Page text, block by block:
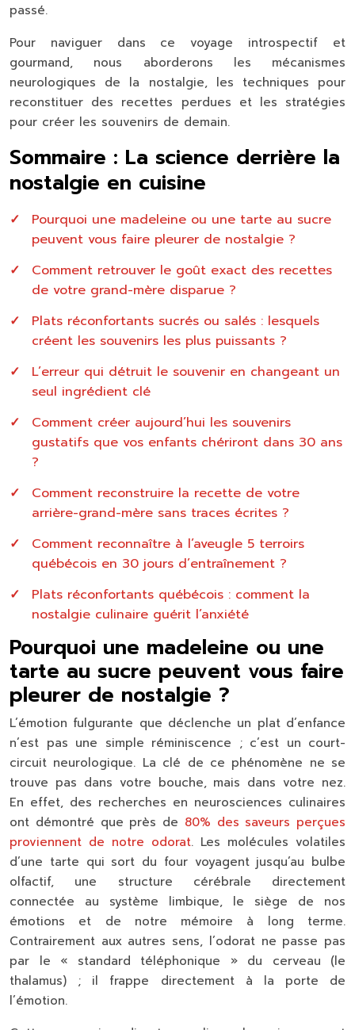
passé.
Pour naviguer dans ce voyage introspectif et
gourmand, nous aborderons les mécanismes
neurologiques de la nostalgie, les techniques pour
reconstituer des recettes perdues et les stratégies
pour créer les souvenirs de demain.
Sommaire : La science derrière la
nostalgie en cuisine
Pourquoi une madeleine ou une tarte au sucre
peuvent vous faire pleurer de nostalgie ?
Comment retrouver le goût exact des recettes
de votre grand-mère disparue ?
Plats réconfortants sucrés ou salés : lesquels
créent les souvenirs les plus puissants ?
L’erreur qui détruit le souvenir en changeant un
seul ingrédient clé
Comment créer aujourd’hui les souvenirs
gustatifs que vos enfants chériront dans 30 ans
?
Comment reconstruire la recette de votre
arrière-grand-mère sans traces écrites ?
Comment reconnaître à l’aveugle 5 terroirs
québécois en 30 jours d’entraînement ?
Plats réconfortants québécois : comment la
nostalgie culinaire guérit l’anxiété
Pourquoi une madeleine ou une
tarte au sucre peuvent vous faire
pleurer de nostalgie ?
L’émotion fulgurante que déclenche un plat d’enfance
n’est pas une simple réminiscence ; c’est un court-
circuit neurologique. La clé de ce phénomène ne se
trouve pas dans votre bouche, mais dans votre nez.
En effet, des recherches en neurosciences culinaires
ont démontré que près de 80% des saveurs perçues
proviennent de notre odorat. Les molécules volatiles
d’une tarte qui sort du four voyagent jusqu’au bulbe
olfactif, une structure cérébrale directement
connectée au système limbique, le siège de nos
émotions et de notre mémoire à long terme.
Contrairement aux autres sens, l’odorat ne passe pas
par le « standard téléphonique » du cerveau (le
thalamus) ; il frappe directement à la porte de
l’émotion.